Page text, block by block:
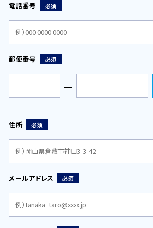
電話番号 必須
郵便番号 必須
住所 必須
メールアドレス 必須